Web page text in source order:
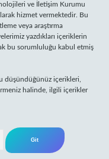
ve İletişim Kurumu
hizmet vermektedir. Bu
veya araştırma
yazdıkları içeriklerin
bu sorumluluğu kabul etmiş
düşündüğünüz içerikleri,
halinde, ilgili içerikler